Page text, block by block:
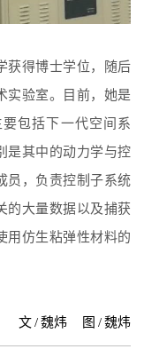
获得博士学位，随后
实验室。目前，她是
包括下一代空间系
是其中的动力学与控
员，负责控制子系统
的大量数据以及捕获
用仿生粘弹性材料的
文/魏炜 图 /魏炜